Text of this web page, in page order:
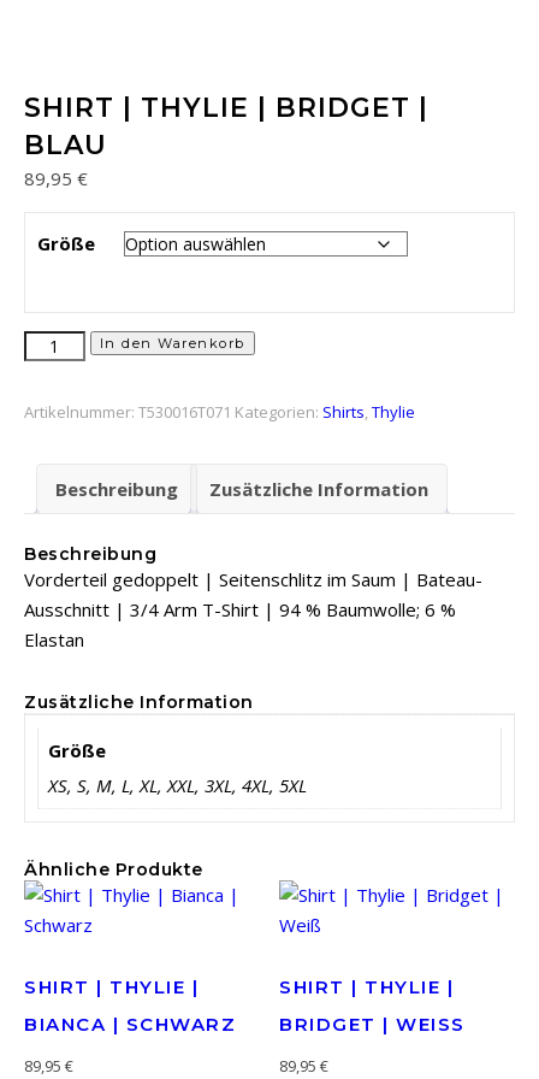
SHIRT | THYLIE | BRIDGET |
BLAU
89,95 €
Größe
Shirt | Thylie | Bridget | Blau Menge
In den Warenkorb
Artikelnummer: T530016T071 Kategorien: Shirts,Thylie
Beschreibung Zusätzliche Information
Beschreibung
Vorderteil gedoppelt | Seitenschlitz im Saum | Bateau-
Ausschnitt | 3/4 Arm T-Shirt | 94 % Baumwolle; 6 %
Elastan
Zusätzliche Information
Größe
XS, S, M, L, XL, XXL, 3XL, 4XL, 5XL
Ähnliche Produkte
SHIRT | THYLIE |
BIANCA | SCHWARZ
89,95 €
SHIRT | THYLIE |
BRIDGET | WEISS
89,95€